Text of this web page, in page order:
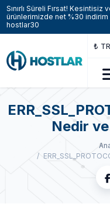
Sınırlı Süreli Fırsat! Kesintisiz
ürünlerimizde net %30 indirim
hostlar30
₺
Nedir